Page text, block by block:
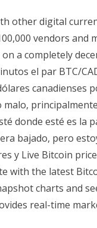
other digital
vendors and
a completely
el par BTC/
malo,
donde esté es la
bajado, pero
y Live Bitcoin
with the latest
charts and
real-time